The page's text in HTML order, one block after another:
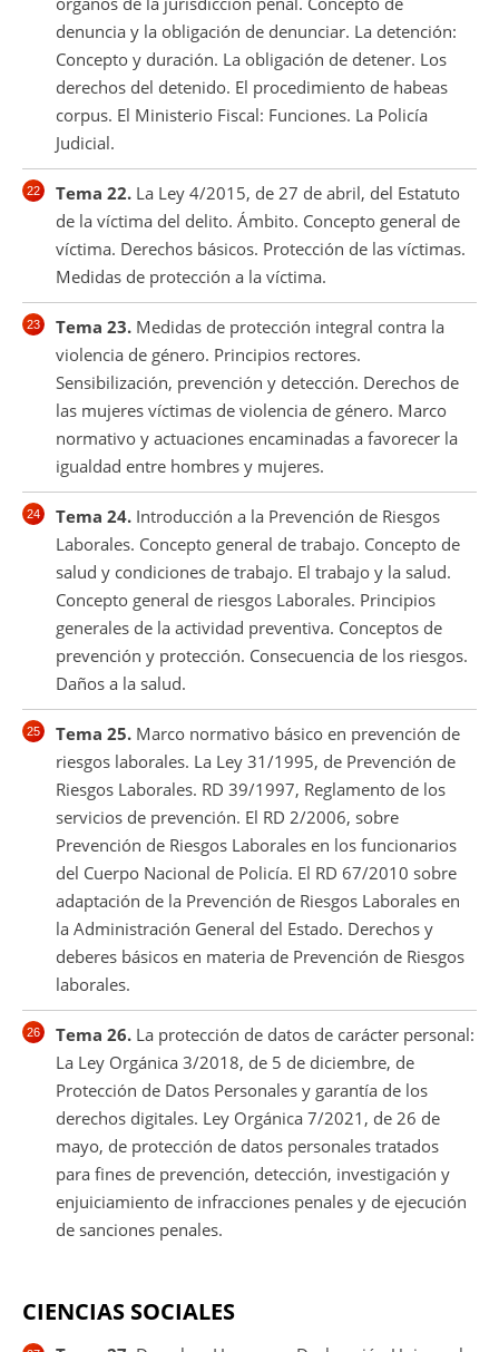
denuncia y la obligación de denunciar. La detención:
Concepto y duración. La obligación de detener. Los
derechos del detenido. El procedimiento de habeas
corpus. El Ministerio Fiscal: Funciones. La Policía
Judicial.
Tema 22. La Ley 4/2015, de 27 de abril, del Estatuto
de la víctima del delito. Ámbito. Concepto general de
víctima. Derechos básicos. Protección de las víctimas.
Medidas de protección a la víctima.
Tema 23. Medidas de protección integral contra la
violencia de género. Principios rectores.
Sensibilización, prevención y detección. Derechos de
las mujeres víctimas de violencia de género. Marco
normativo y actuaciones encaminadas a favorecer la
igualdad entre hombres y mujeres.
Tema 24. Introducción a la Prevención de Riesgos
Laborales. Concepto general de trabajo. Concepto de
salud y condiciones de trabajo. El trabajo y la salud.
Concepto general de riesgos Laborales. Principios
generales de la actividad preventiva. Conceptos de
prevención y protección. Consecuencia de los riesgos.
Daños a la salud.
Tema 25. Marco normativo básico en prevención de
riesgos laborales. La Ley 31/1995, de Prevención de
Riesgos Laborales. RD 39/1997, Reglamento de los
servicios de prevención. El RD 2/2006, sobre
Prevención de Riesgos Laborales en los funcionarios
del Cuerpo Nacional de Policía. El RD 67/2010 sobre
adaptación de la Prevención de Riesgos Laborales en
la Administración General del Estado. Derechos y
deberes básicos en materia de Prevención de Riesgos
laborales.
Tema 26. La protección de datos de carácter personal:
La Ley Orgánica 3/2018, de 5 de diciembre, de
Protección de Datos Personales y garantía de los
derechos digitales. Ley Orgánica 7/2021, de 26 de
mayo, de protección de datos personales tratados
para fines de prevención, detección, investigación y
enjuiciamiento de infracciones penales y de ejecución
de sanciones penales.
CIENCIAS SOCIALES